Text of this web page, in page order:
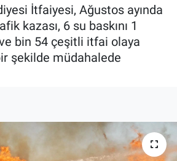
İtfaiyesi, Ağustos ayında
kazası, 6 su baskını 1
bin 54 çeşitli itfai olaya
şekilde müdahalede